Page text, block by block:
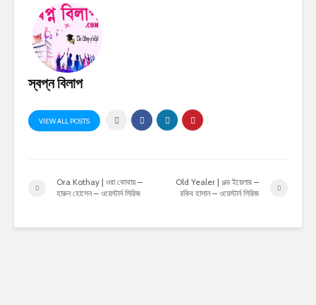
স্বপ্ন বিলাপ
VIEW ALL POSTS
Ora Kothay | ওরা কোথায় –
হারুন হোসেন – ওয়েস্টার্ন সিরিজ
Old Yealer | ওল্ড ইয়েলার –
রকিব হাসান – ওয়েস্টার্ন সিরিজ